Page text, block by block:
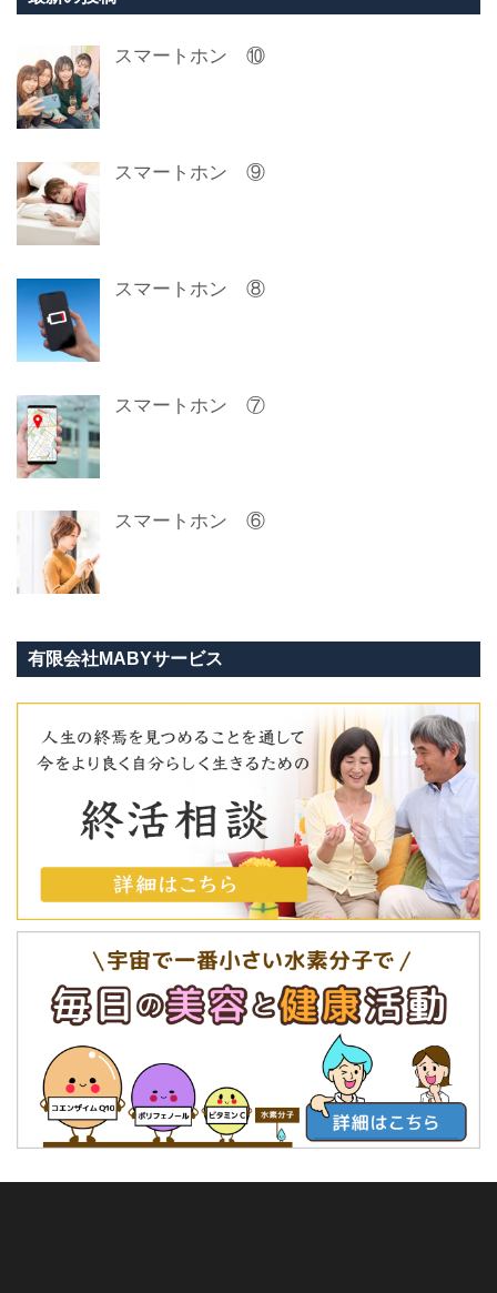
スマートホン ⑩
スマートホン ⑨
スマートホン ⑧
スマートホン ⑦
スマートホン ⑥
有限会社MABYサービス